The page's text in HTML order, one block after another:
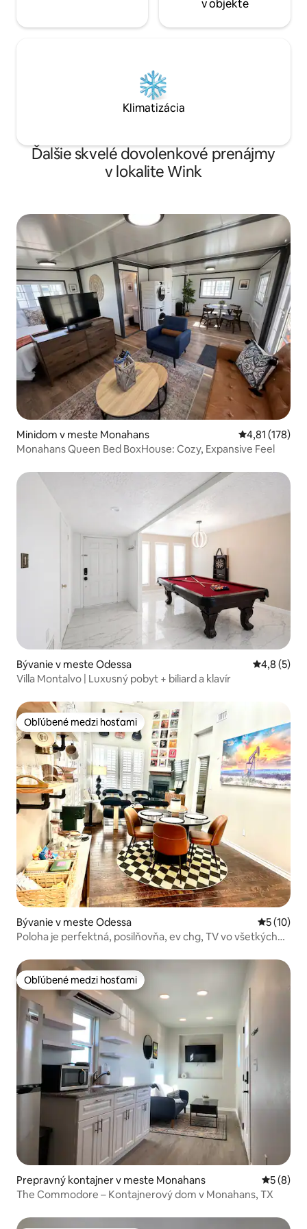
v objekte
Klimatizácia
Ďalšie skvelé dovolenkové prenájmy
v lokalite Wink
Minidom v meste Monahans Priemerné
4,81 (178)
Monahans Queen Bed BoxHouse: Cozy, Expansive Feel
Bývanie v meste Odessa Priemerné
4,8 (5)
Villa Montalvo | Luxusný pobyt + biliard a klavír
Obľúbené medzi hosťami
Obľúbené medzi hosťami
Bývanie v meste Odessa
5 (10)
Poloha je perfektná, posilňovňa, ev chg, TV vo všetkých
Obľúbené medzi hosťami
Obľúbené medzi hosťami
Prepravný kontajner v meste Monahans
5 (8)
The Commodore – Kontajnerový dom v Monahans, TX